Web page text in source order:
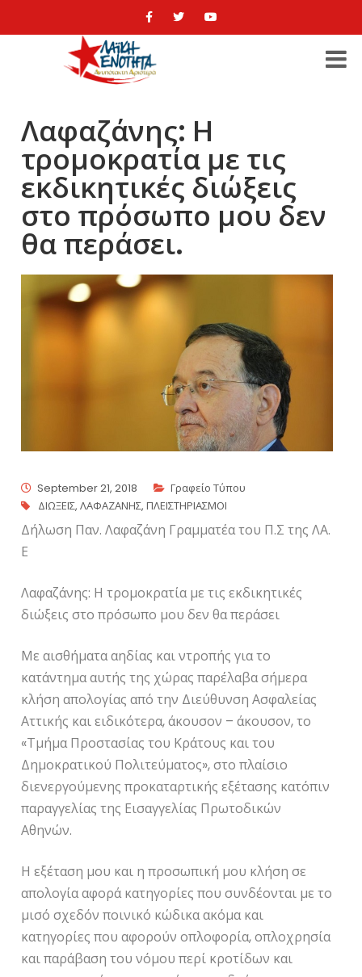
Λαφαζάνης: Η
τρομοκρατία με τις
εκδικητικές διώξεις
στο πρόσωπο μου δεν
θα περάσει.
September 21, 2018
Γραφείο Τύπου
ΔΙΩΞΕΙΣ,ΛΑΦΑΖΑΝΗΣ,ΠΛΕΙΣΤΗΡΙΑΣΜΟΙ
Δήλωση Παν. Λαφαζάνη Γραμματέα του Π.Σ της ΛΑ.
Ε
Λαφαζάνης: Η τρομοκρατία με τις εκδικητικές
διώξεις στο πρόσωπο μου δεν θα περάσει
Με αισθήματα αηδίας και ντροπής για το
κατάντημα αυτής της χώρας παρέλαβα σήμερα
κλήση απολογίας από την Διεύθυνση Ασφαλείας
Αττικής και ειδικότερα, άκουσον – άκουσον, το
«Τμήμα Προστασίας του Κράτους και του
Δημοκρατικού Πολιτεύματος», στο πλαίσιο
διενεργούμενης προκαταρτικής εξέτασης κατόπιν
παραγγελίας της Εισαγγελίας Πρωτοδικών
Αθηνών.
Η εξέταση μου και η προσωπική μου κλήση σε
απολογία αφορά κατηγορίες που συνδέονται με το
μισό σχεδόν ποινικό κώδικα ακόμα και
κατηγορίες που αφορούν οπλοφορία, οπλοχρησία
και παράβαση του νόμου περί κροτίδων και